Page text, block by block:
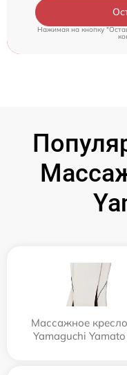
Нажимая на кнопку
Массажное кресло
Yamaguchi Yamato